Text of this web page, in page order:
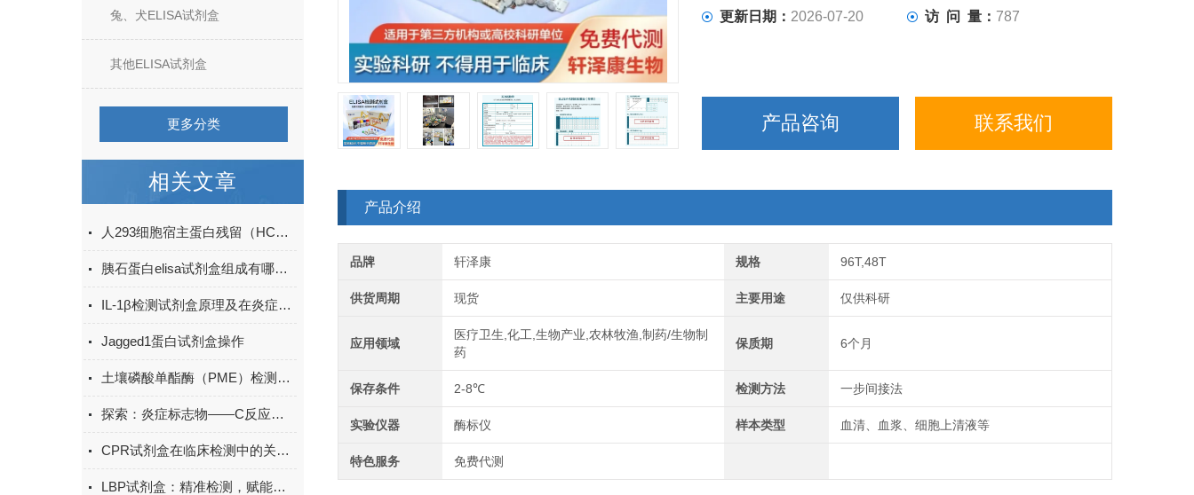
兔、犬ELISA试剂盒
其他ELISA试剂盒
更多分类
相关文章
人293细胞宿主蛋白残留（HCP）ELISA检测试剂盒产品升级
胰石蛋白elisa试剂盒组成有哪些？
IL-1β检测试剂盒原理及在炎症研究中的应用
Jagged1蛋白试剂盒操作
土壤磷酸单酯酶（PME）检测试剂盒现货
探索：炎症标志物——C反应蛋白的生物学功能
CPR试剂盒在临床检测中的关键作用
LBP试剂盒：精准检测，赋能免疫研究新突破
更新日期： 2026-07-20 访 问 量： 787
产品咨询 联系我们
产品介绍
品牌 轩泽康 规格 96T,48T
供货周期 现货 主要用途 仅供科研
应用领域
医疗卫生,化工,生物产业,农林牧渔,制药/生物制
药
保质期 6个月
保存条件 2-8℃ 检测方法 一步间接法
实验仪器 酶标仪 样本类型 血清、血浆、细胞上清液等
特色服务 免费代测